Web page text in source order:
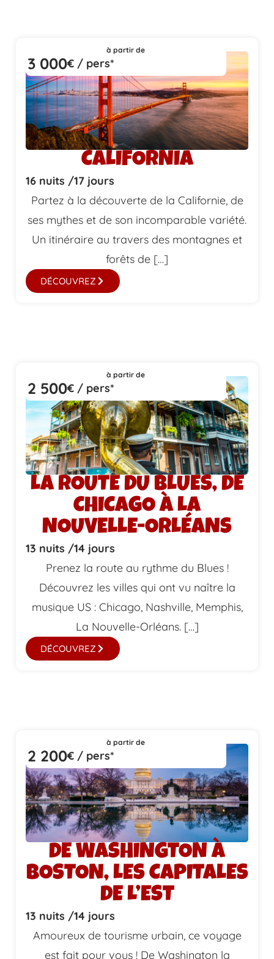
à partir de
3 000€ / pers*
CALIFORNIA
16 nuits /17 jours
Partez à la découverte de la Californie, de
ses mythes et de son incomparable variété.
Un itinéraire au travers des montagnes et
forêts de […]
DÉCOUVREZ
à partir de
2 500€ / pers*
LA ROUTE DU BLUES, DE
CHICAGO À LA
NOUVELLE-ORLÉANS
13 nuits /14 jours
Prenez la route au rythme du Blues !
Découvrez les villes qui ont vu naître la
musique US : Chicago, Nashville, Memphis,
La Nouvelle-Orléans. […]
DÉCOUVREZ
à partir de
2 200€ / pers*
DE WASHINGTON À
BOSTON, LES CAPITALES
DE L’EST
13 nuits /14 jours
Amoureux de tourisme urbain, ce voyage
est fait pour vous ! De Washington la